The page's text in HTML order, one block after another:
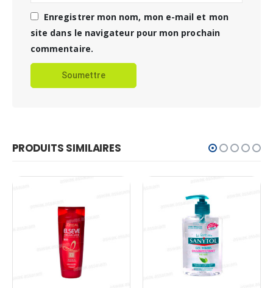
Enregistrer mon nom, mon e-mail et mon
site dans le navigateur pour mon prochain
commentaire.
PRODUITS SIMILAIRES